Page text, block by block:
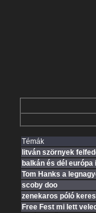
Témák
litván szörnyek
balkán és dél európa
Tom Hanks a
scoby doo
zenekaros póló
Free Fest mi lett veled